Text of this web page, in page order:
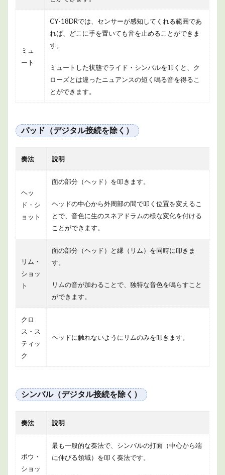
ミュ
ート
CY-18DRでは、センサーが感知してくれる範囲であ
れば、どこに手を置いても音を止めることができま
す。
ミュートした状態でライド・シンバルを叩くと、ク
ローズとは違ったニュアンスの短く鳴る音を得るこ
とができます。
パッド（デジタル接続を除く）
奏法 説明
ヘッ
ド・シ
ョット
面の部分（ヘッド）を叩きます。
ヘッドの中心から外周部の間で叩く位置を変えるこ
とで、音色に生のスネアドラムの様な変化を付ける
ことができます。
リム・
ショッ
ト
面の部分（ヘッド）と縁（リム）を同時に叩きま
す。
リムの音が加わることで、独特な音色を鳴らすこと
ができます。
クロ
ス・ス
ティッ
ク
ヘッドに触れないようにリムのみを叩きます。
シンバル（デジタル接続を除く）
奏法 説明
ボウ・
ショッ
最も一般的な奏法で、シンバルの打面（中心から端
に伸びる領域）を叩く奏法です。